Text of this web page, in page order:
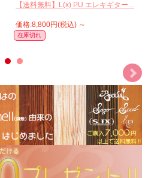
【送料無料】L(x) PU エレキギター...
価格:8,800円(税込) ～
在庫切れ